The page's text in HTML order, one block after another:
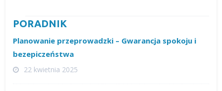
PORADNIK
Planowanie przeprowadzki – Gwarancja spokoju i
bezepiczeństwa
22 kwietnia 2025